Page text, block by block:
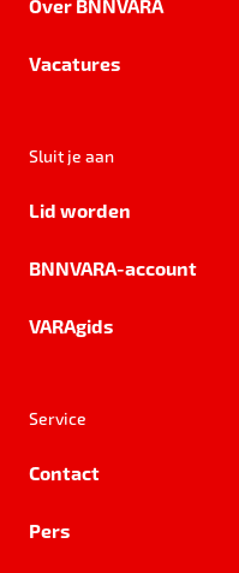
Over BNNVARA
Vacatures
Sluit je aan
Lid worden
BNNVARA-account
VARAgids
Service
Contact
Pers